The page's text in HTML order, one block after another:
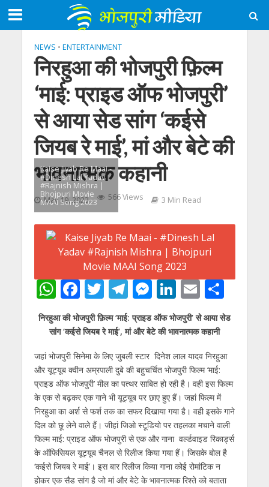
NEWS • ENTERTAINMENT
निरहुआ की भोजपुरी फ़िल्म
‘माई: प्राइड ऑफ भोजपुरी’
से आया सेड सांग ‘कईसे
जियब रे माई’, मां और बेटे की
भावनात्मक कहानी
May 19, 2023 566 Views 3 Min Read
Kaise Jiyab Re Maai -
#Dinesh Lal Yadav
#Rajnish Mishra |
Bhojpuri Movie
MAAI Song 2023
W
h
at
A
p
p
F
ac
e
b
o
o
k
T
w
itt
er
T
el
e
gr
a
m
M
e
ss
e
n
g
er
Li
n
k
dI
n
E
m
ai
S
h
ar
निरहुआ की भोजपुरी फ़िल्म ‘माई: प्राइड ऑफ भोजपुरी’ से आया सेड
सांग ‘कईसे जियब रे माई’, मां और बेटे की भावनात्मक कहानी
जहां भोजपुरी सिनेमा के लिए जुबली स्टार दिनेश लाल यादव निरहुआ
और यूट्यूब क्वीन अम्रपाली दुबे की बहुचर्चित भोजपुरी फिल्म ‘माई:
प्राइड ऑफ भोजपुरी’ मील का पत्थर साबित हो रही है। वही इस फिल्म
के एक से बढ़कर एक गाने भी यूट्यूब पर छाए हुए हैं। जहां फिल्म में
निरहुआ का अर्श से फर्श तक का सफर दिखाया गया है। वही इसके गाने
दिल को छू लेने वाले हैं। जीहां जिओ स्टूडियो पर तहलका मचाने वाली
फिल्म माई: प्राइड ऑफ भोजपुरी से एक और गाना वर्ल्डवाइड रिकार्ड्स
के ऑफिसियल यूट्यूब चैनल से रिलीज किया गया हैं। जिसके बोल है
‘कईसे जियब रे माई’। इस बार रिलीज किया गाना कोई रोमांटिक न
होकर एक सैड सांग है जो मां और बेटे के भावनात्मक रिश्ते को बताता